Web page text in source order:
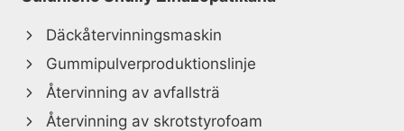
Däckåtervinningsmaskin
Gummipulverproduktionslinje
Återvinning av avfallsträ
Återvinning av skrotstyrofoam